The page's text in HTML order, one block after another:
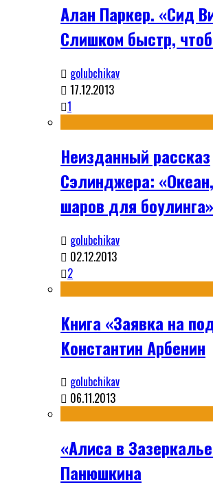
Алан Паркер. «Сид
Слишком быстр,
golubchikav
17.12.2013
1
Неизданный рассказ
Сэлинджера:
шаров для
golubchikav
02.12.2013
2
Книга «Заявка на
Константин Арбенин
golubchikav
06.11.2013
«Алиса в
Панюшкина